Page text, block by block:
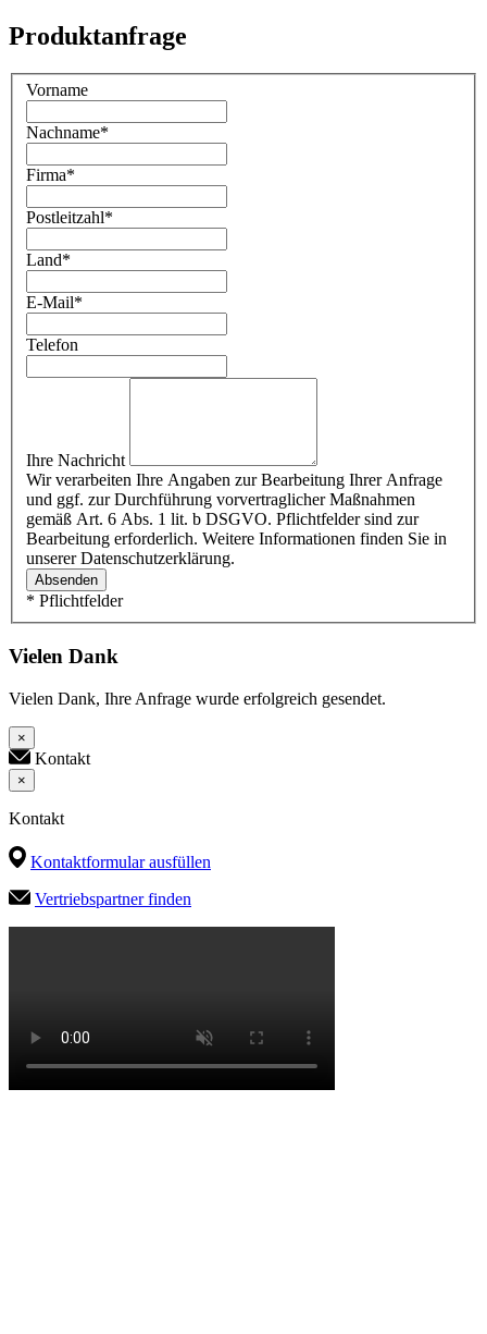
Produktanfrage
Vorname
Nachname*
Firma*
Postleitzahl*
Land*
E-Mail*
Telefon
Ihre Nachricht
Wir verarbeiten Ihre Angaben zur Bearbeitung Ihrer Anfrage
und ggf. zur Durchführung vorvertraglicher Maßnahmen
gemäß Art. 6 Abs. 1 lit. b DSGVO. Pflichtfelder sind zur
Bearbeitung erforderlich. Weitere Informationen finden Sie in
unserer Datenschutzerklärung.
Absenden
* Pflichtfelder
Vielen Dank
Vielen Dank, Ihre Anfrage wurde erfolgreich gesendet.
×
Kontakt
×
Kontakt
Kontaktformular ausfüllen
Vertriebspartner finden